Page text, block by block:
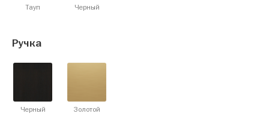
Тауп Черный
Ручка
Черный Золотой